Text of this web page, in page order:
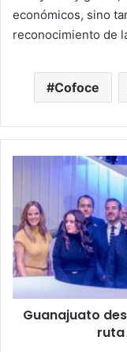
económicos, sino
reconocimiento de
Cofoce
Guanajuato
Europa:
anuncian
nueva
ruta
aérea
Bajío–
Madrid
Guanajuato
ruta